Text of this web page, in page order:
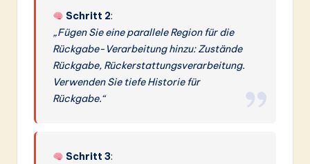
Schritt 2:
„Fügen Sie eine parallele Region für die
Rückgabe-Verarbeitung hinzu: Zustände
Rückgabe, Rückerstattungsverarbeitung.
Verwenden Sie tiefe Historie für
Rückgabe.“
Schritt 3: